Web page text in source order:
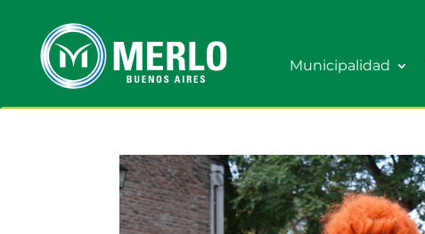
Municipalidad